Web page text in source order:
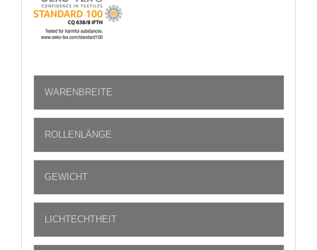
WARENBREITE
ROLLENLÄNGE
GEWICHT
LICHTECHTHEIT